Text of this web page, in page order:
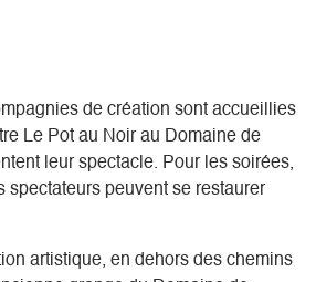
de création sont accueillies
Le Pot au Noir au Domaine de
leur spectacle. Pour les soirées,
spectateurs peuvent se restaurer
artistique, en dehors des chemins